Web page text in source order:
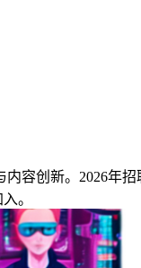
容创新。2026年
。